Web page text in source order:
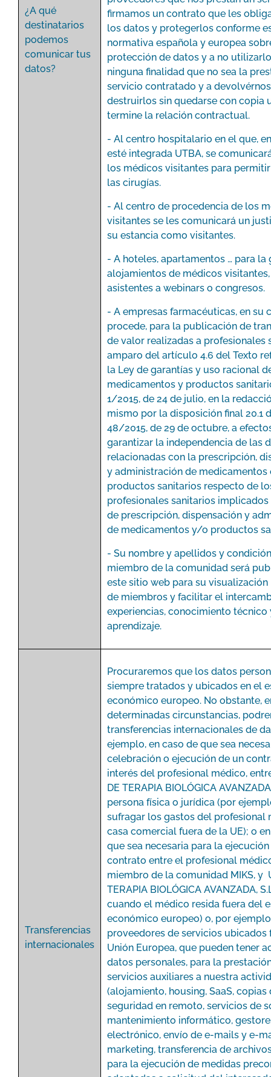
¿A qué
destinatarios
podemos
comunicar tus
datos?
firmamos un contrato que les
los datos y protegerlos conforme
normativa española y europea
protección de datos y a no
ninguna finalidad que no sea la
servicio contratado y a
destruirlos sin quedarse con copia
termine la relación contractual.
- Al centro hospitalario en el que,
esté integrada UTBA, se
los médicos visitantes para
las cirugías.
- Al centro de procedencia de los
visitantes se les comunicará un
su estancia como visitantes.
- A hoteles, apartamentos … para la
alojamientos de médicos
asistentes a webinars o congresos.
- A empresas farmacéuticas, en su
procede, para la publicación de
de valor realizadas a profesionales
amparo del artículo 4.6 del Texto
la Ley de garantías y uso racional
medicamentos y productos
1/2015, de 24 de julio, en la
mismo por la disposición final 20.1
48/2015, de 29 de octubre, a
garantizar la independencia de las
relacionadas con la prescripción,
y administración de medicamentos
productos sanitarios respecto de
profesionales sanitarios
de prescripción, dispensación y
de medicamentos y/o productos
- Su nombre y apellidos y
miembro de la comunidad será
este sitio web para su
de miembros y facilitar el
experiencias, conocimiento técnico
aprendizaje.
Transferencias
internacionales
Procuraremos que los datos
siempre tratados y ubicados en el
económico europeo. No obstante,
determinadas circunstancias,
transferencias internacionales de
ejemplo, en caso de que sea
celebración o ejecución de un
interés del profesional médico,
DE TERAPIA BIOLÓGICA
persona física o jurídica (por
sufragar los gastos del profesional
casa comercial fuera de la UE); o
que sea necesaria para la
contrato entre el profesional
miembro de la comunidad MIKS, y
TERAPIA BIOLÓGICA AVANZADA,
cuando el médico resida fuera del
económico europeo) o, por
proveedores de servicios ubicados
Unión Europea, que pueden tener
datos personales, para la
servicios auxiliares a nuestra
(alojamiento, housing, SaaS, copias
seguridad en remoto, servicios de
mantenimiento informático,
electrónico, envío de e-mails y e-
marketing, transferencia de
para la ejecución de medidas